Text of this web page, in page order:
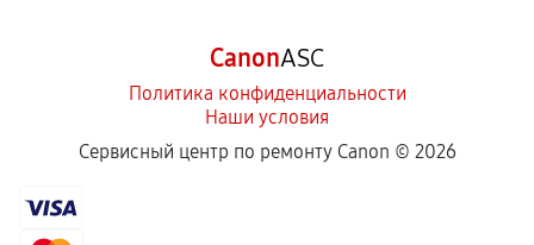
CanonASC
Политика конфиденциальности
Наши условия
Сервисный центр по ремонту Canon © 2026